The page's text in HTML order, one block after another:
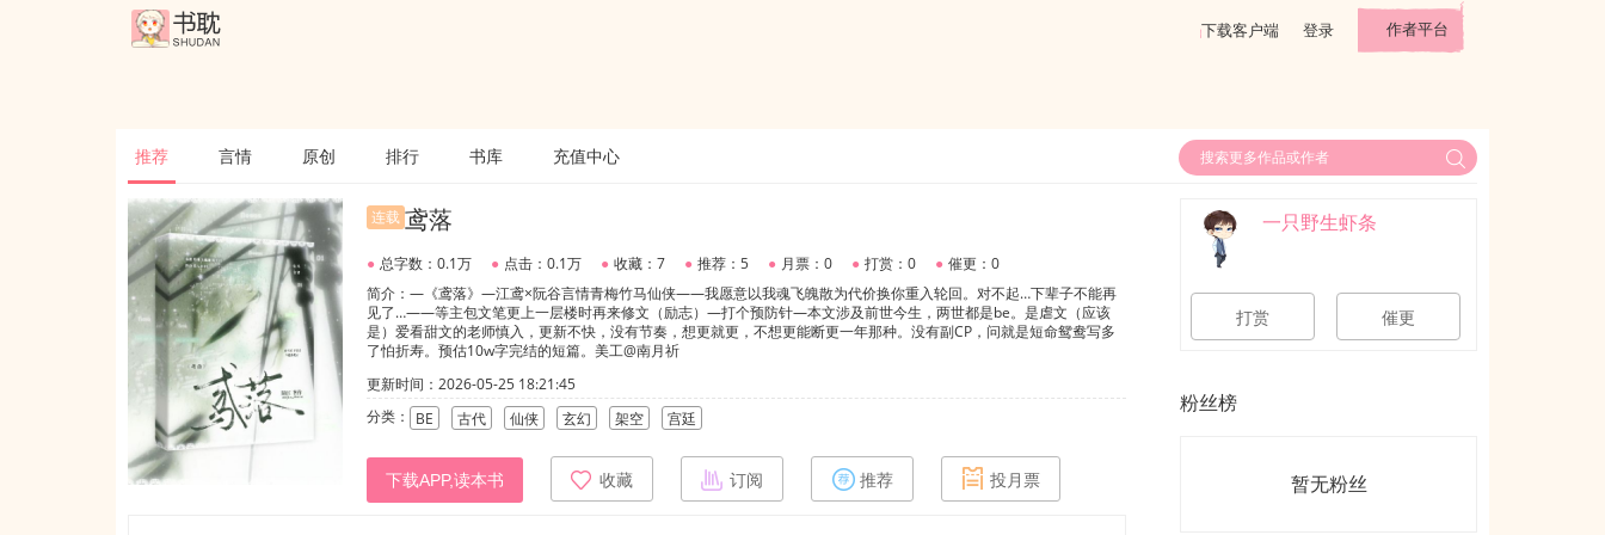
下载客户端 登录 作者平台
推荐 言情 原创 排行 书库 充值中心
连载 鸢落
● 总字数：0.1万 ● 点击：0.1万 ● 收藏：7 ● 推荐：5 ● 月票：0 ● 打赏：0 ● 催更：0
简介：—《鸢落》—江鸢×阮谷言情青梅竹马仙侠——我愿意以我魂飞魄散为代价换你重入轮回。对不起…下辈子不能再
见了…——等主包文笔更上一层楼时再来修文（励志）—打个预防针—本文涉及前世今生，两世都是be。是虐文（应该
是）爱看甜文的老师慎入，更新不快，没有节奏，想更就更，不想更能断更一年那种。没有副CP，问就是短命鸳鸯写多
了怕折寿。预估10w字完结的短篇。美工@南月祈
更新时间：2026-05-25 18:21:45
分类：
BE 古代 仙侠 玄幻 架空 宫廷
下载APP,读本书 收藏 订阅 推荐 投月票
一只野生虾条
打赏 催更
粉丝榜
暂无粉丝